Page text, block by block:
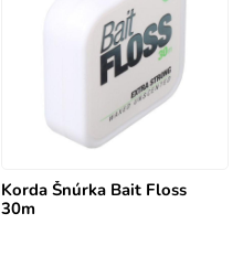
Korda Šnúrka Bait Floss
30m